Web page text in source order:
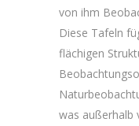
von ihm
Diese Tafeln
flächigen
was außerhalb